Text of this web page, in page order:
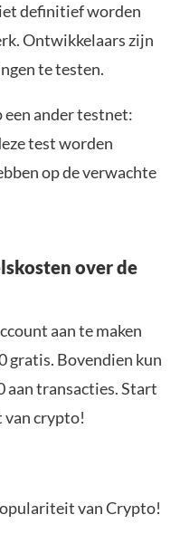
definitief worden
Ontwikkelaars zijn
te testen.
een ander testnet:
test worden
op de verwachte
over de
aan te maken
gratis. Bovendien kun
aan transacties. Start
van crypto!
van Crypto!